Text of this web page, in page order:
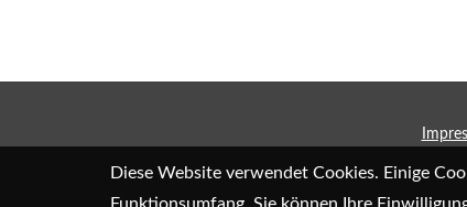
Diese Website verwendet Cookies. Einige